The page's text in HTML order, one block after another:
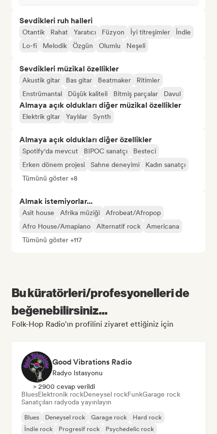
Sevdikleri ruh halleri
Otantik Rahat Yaratıcı Füzyon İyi titreşimler
İndie
Lo-fi
Melodik Özgün Olumlu Neşeli
Sevdikleri müzikal özellikler
Akustik gitar Bas gitar Beatmaker
Ritimler
Enstrümantal
Düşük kaliteli Bitmiş parçalar Davul
Almaya açık oldukları diğer müzikal özellikler
Elektrik gitar Yaylılar Synth
Almaya açık oldukları diğer özellikler
Spotify'da mevcut BIPOC sanatçı
Besteci
Erken dönem projesi
Sahne deneyimi
Kadın sanatçı
Tümünü göster +8
Almak istemiyorlar...
Asit house Afrika müziği
Afrobeat/Afropop
Afro House/Amapiano
Alternatif rock
Americana
Tümünü göster +117
Bu küratörleri/profesyonelleri de
beğenebilirsiniz...
Folk-Hop Radio'ın profilini ziyaret ettiğiniz için
Good Vibrations Radio
Radyo Istasyonu
> 2900 cevap verildi
BluesElektronik rockDeneysel rockFunkGarage rock
Sanatçıları radyoda yayınlayın
Blues Deneysel rock Garage rock
Hard rock
İndie rock
Progresif rock Psychedelic rock